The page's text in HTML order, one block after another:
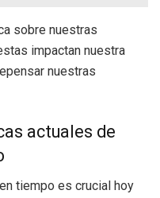
sobre nuestras
impactan nuestra
nuestras
actuales de
tiempo es crucial hoy